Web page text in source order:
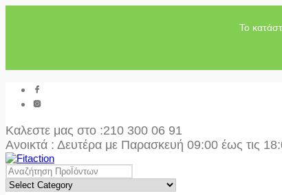
Το
Καλεστε μας στο :210 300 06 91
Ανοικτά : Δευτέρα με Παρασκευή 09:00 έως τις